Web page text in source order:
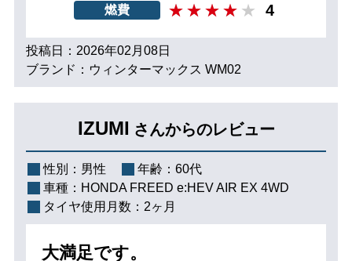
燃費 4
投稿日：2026年02月08日
ブランド：ウィンターマックス WM02
IZUMI さんからのレビュー
性別： 男性 年齢： 60代
車種： HONDA FREED e:HEV AIR EX 4WD
タイヤ使用月数： 2ヶ月
大満足です。